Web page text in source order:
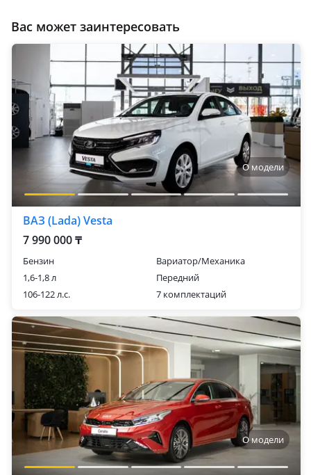
Вас может заинтересовать
О модели
ВАЗ (Lada) Vesta
7 990 000 ₸
Бензин
1,6-1,8 л
106-122 л.с.
Вариатор/Механика
Передний
7 комплектаций
О модели